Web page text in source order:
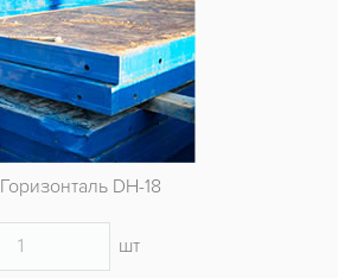
Горизонталь DH-18
шт